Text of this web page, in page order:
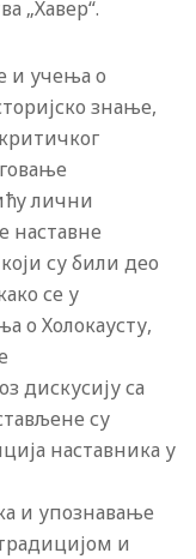
„Хавер“.
и учења о
знање,
лични
наставне
су били део
се у
о Холокаусту,
дискусију са
су
наставника у
и упознавање
и